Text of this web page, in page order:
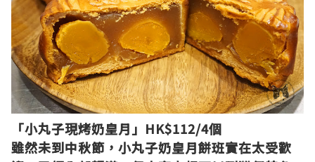
「小丸子現烤奶皇月」HK$112/4個
雖然未到中秋節，小丸子奶皇月餅班實在太受歡